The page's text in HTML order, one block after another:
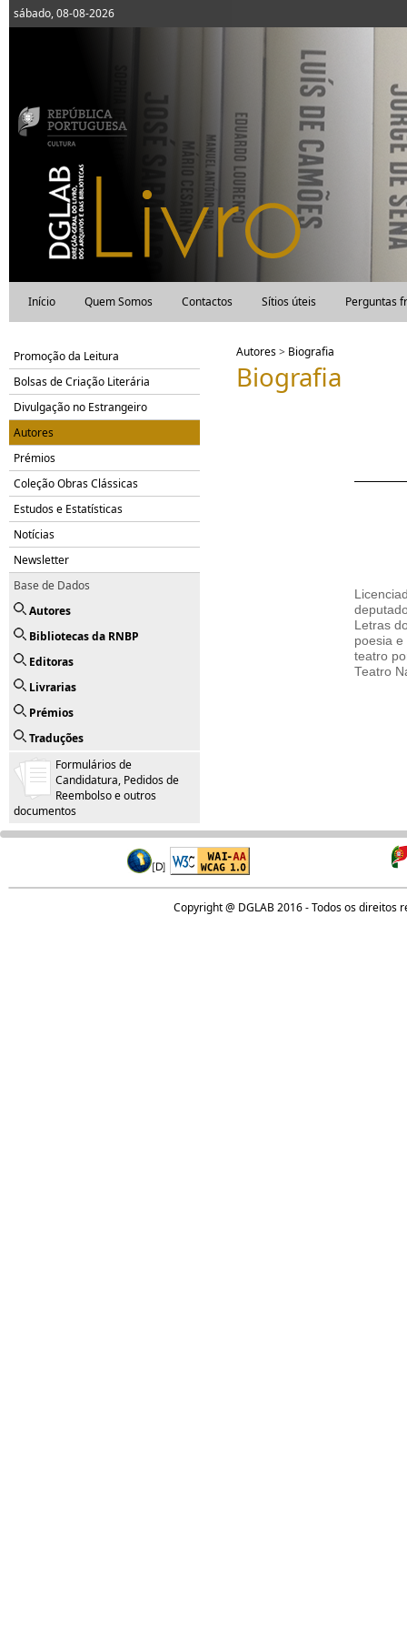
sábado, 08-08-2026
Início Quem Somos Contactos Sítios úteis Perguntas
Promoção da Leitura
Bolsas de Criação Literária
Divulgação no Estrangeiro
Autores
Prémios
Coleção Obras Clássicas
Estudos e Estatísticas
Notícias
Newsletter
Base de Dados
Autores
Bibliotecas da RNBP
Editoras
Livrarias
Prémios
Traduções
Formulários de
Candidatura, Pedidos de
Reembolso e outros
documentos
Autores> Biografia
Biografia
Letras
poesia
teatro
Teatro
Copyright @ DGLAB 2016 - Todos os